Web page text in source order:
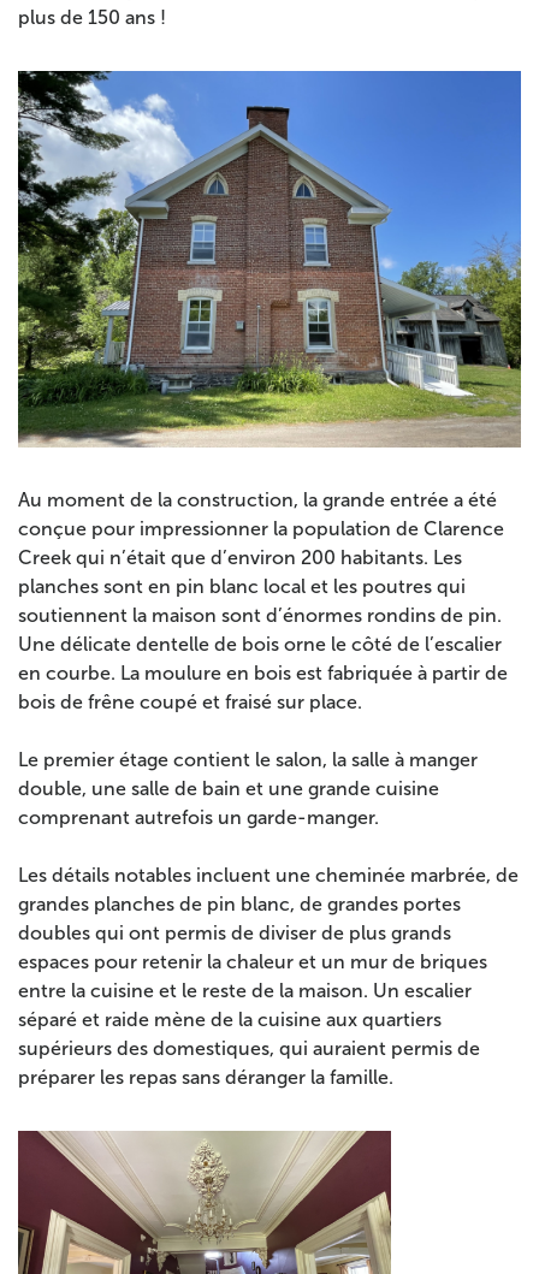
plus de 150 ans !
Au moment de la construction, la grande entrée a été
conçue pour impressionner la population de Clarence
Creek qui n’était que d’environ 200 habitants. Les
planches sont en pin blanc local et les poutres qui
soutiennent la maison sont d’énormes rondins de pin.
Une délicate dentelle de bois orne le côté de l’escalier
en courbe. La moulure en bois est fabriquée à partir de
bois de frêne coupé et fraisé sur place.
Le premier étage contient le salon, la salle à manger
double, une salle de bain et une grande cuisine
comprenant autrefois un garde-manger.
Les détails notables incluent une cheminée marbrée, de
grandes planches de pin blanc, de grandes portes
doubles qui ont permis de diviser de plus grands
espaces pour retenir la chaleur et un mur de briques
entre la cuisine et le reste de la maison. Un escalier
séparé et raide mène de la cuisine aux quartiers
supérieurs des domestiques, qui auraient permis de
préparer les repas sans déranger la famille.